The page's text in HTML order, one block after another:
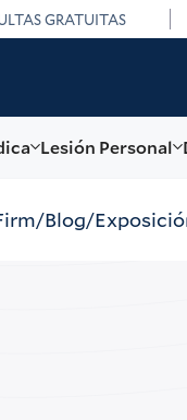
GRATUITAS
Lesión Personal
Blog